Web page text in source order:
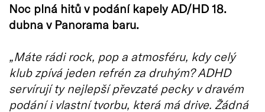
Noc plná hitů v podání kapely AD/HD 18.
dubna v Panorama baru.
„Máte rádi rock, pop a atmosféru, kdy celý
klub zpívá jeden refrén za druhým? ADHD
servírují ty nejlepší převzaté pecky v dravém
podání i vlastní tvorbu, která má drive. Žádná